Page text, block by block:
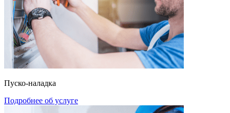
Пуско-наладка
Подробнее об услуге